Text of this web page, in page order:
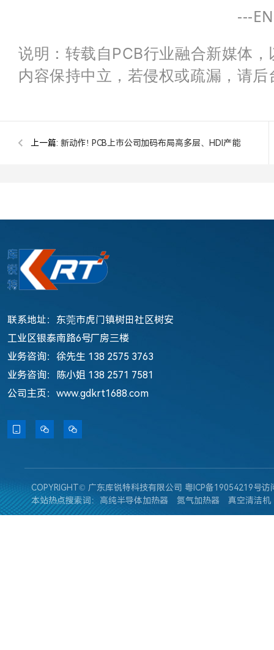
---
说明：转载自PCB行业融合新媒体
内容保持中立，若侵权或疏漏，请
上一篇: 新动作! PCB上市公司加码布局高多层、HDI产能
联系地址：东莞市虎门镇树田社区树安
工业区银泰南路6号厂房三楼
业务咨询：徐先生 138 2575 3763
业务咨询：陈小姐 138 2571 7581
公司主页：www.gdkrt1688.com
  
COPYRIGHT© 广东库锐特科技有限公司粤ICP备19054219号访
本站热点搜索词： 高纯半导体加热器 氮气加热器 真空清洁机